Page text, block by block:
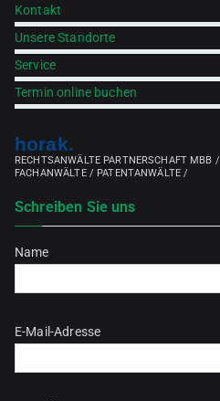
Kontakt
Unsere Standorte
Service
Termin online buchen
horak.
RECHTSANWÄLTE PARTNERSCHAFT MBB /
FACHANWÄLTE / PATENTANWÄLTE /
Schreiben Sie uns
Name
E-Mail-Adresse